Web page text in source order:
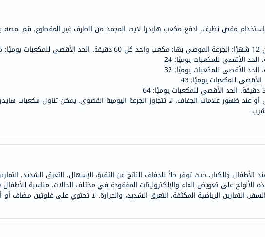
doppelherz
NMN
dessert-
essence
Biochem
SVR
true-
honey
والمكملات
أساسيات
العناية
باقة
مقص نظيف. ادفع مكعب هايدرا لايت المجمد من الطرف غير المقطوع. قم بمصه
عند ظهور علامات الجفاف. لا تتجاوز الجرعة اليومية القصوى. يمكن تناول مكعبات
والكبار، حيث توفر حلاً للجفاف الناتج عن التقيؤ، الإسهال، التعرق الشديد،
على تعويض الماء والإلكتروليتات المفقودة في مختلف الحالات. مناسبة للأطفال
التمارين الرياضية المكثفة، التعرق الشديد، والحرارة. لا تحتوي على غلوتين مضاف أو